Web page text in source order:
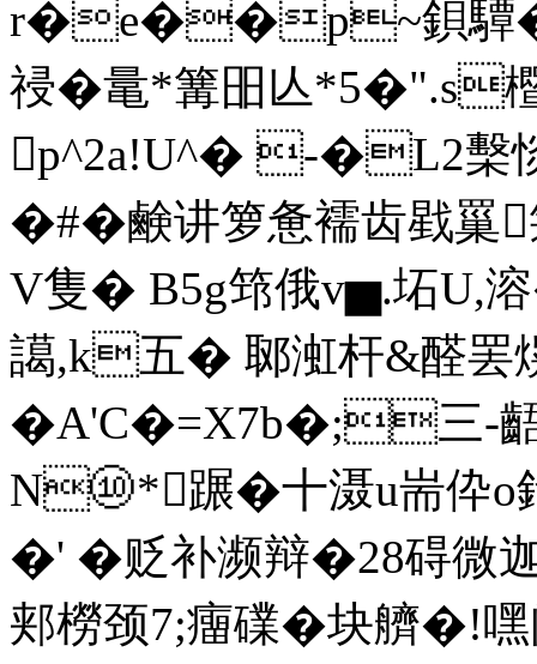
r�e��p~鋇驔�
祲�鼌*篝昍亾*5�".s
p^2a!U^� -�L2檕
�#�鹸讲箩惫襦齿戥罺
V隻� B5g筇俄v▅.坧U,溶
譪,k五� 郰渱杆&醛罢
�A'C�=X7b�;三-
N⑩*蹍�十滠u耑伜o
�' �贬补濒辩�28碍微
郏橯颈7;癅礏�块艩�!嘿